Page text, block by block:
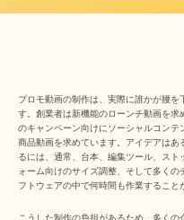
プロモ動画の制作は、実際に誰かが腰
す。創業者は新機能のローンチ動画を
のキャンペーン向けにソーシャルコン
商品動画を求めています。アイデアは
るには、通常、台本、編集ツール、ス
ォーム向けのサイズ調整、そして多く
フトウェアの中で何時間も作業すること
Announcement
Partner Program
ユースケース
変更管理
セールスイネーブルメント
プリセールス
カスタマーサクセス